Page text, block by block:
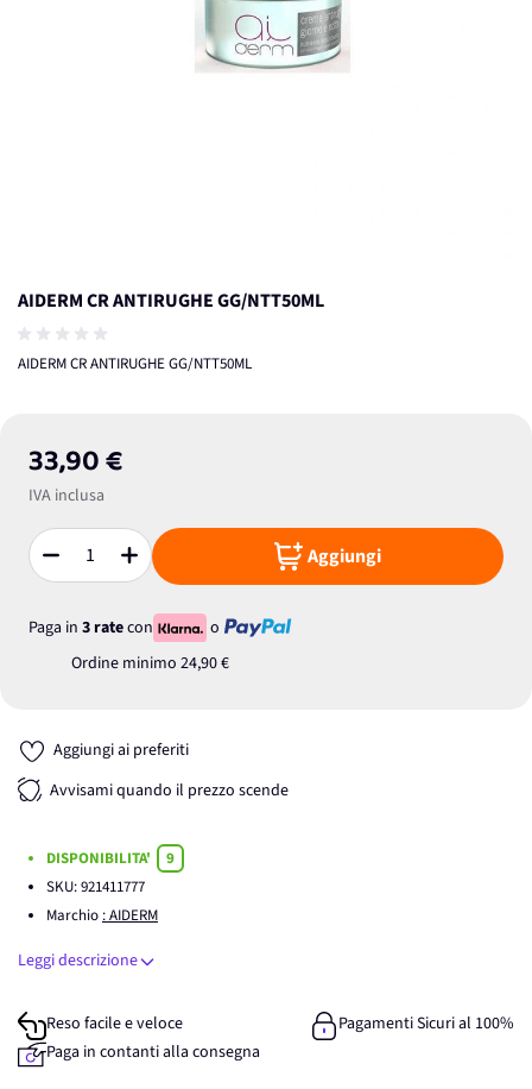
AIDERM CR ANTIRUGHE GG/NTT50ML
AIDERM CR ANTIRUGHE GG/NTT50ML
33,90 €
IVA inclusa
Quantità Aggiungi
Paga in 3 ratecon
o
Ordine minimo 24,90 €
Aggiungi ai preferiti
Avvisami quando il prezzo scende
DISPONIBILITA'
9
SKU:921411777
Marchio : AIDERM
Leggi descrizione
Reso facile e veloce
Pagamenti Sicuri al 100%
Paga in contanti alla consegna